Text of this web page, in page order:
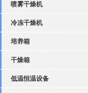
喷雾干燥机
冷冻干燥机
培养箱
干燥箱
低温恒温设备